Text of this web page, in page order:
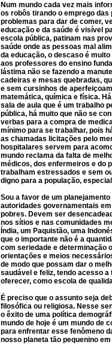
Num mundo cada vez mais
os robôs tirando o emprego
problemas para dar de comer,
educação e da saúde é visível
escola pública, patinam nas
saúde onde as pessoas mal
da educação, o descaso é
aos professores do ensino
lástima não se fazendo a
cadeiras e mesas quebradas,
e sem cursinhos de
matemática, química e física.
sala de aula que é um trabalho
pública, há muito que não se
verbas para a compra de
mínimo para se trabalhar, pois
as chamadas licitações pelo
hospitalares servem para
mundo reclama da falta de
médicos, dos enfermeiros e do
trabalham estressados e sem
digno para a população,
Sou a favor de um
autoridades governamentais
pobres. Devem ser
nos sítios e nas comunidades
Índia, um Paquistão, uma
que o importante não é a
com seriedade e determinação
orientações e meios
de modo que possam dar o
saudável e feliz, tendo acesso
oferecer, como escola de
É preciso que o assunto seja
filosófica ou religiosa. Nesse
o êxito de uma política
mundo de hoje é um mundo de
para enfrentar esse fenômeno
nosso planeta tão pequenino